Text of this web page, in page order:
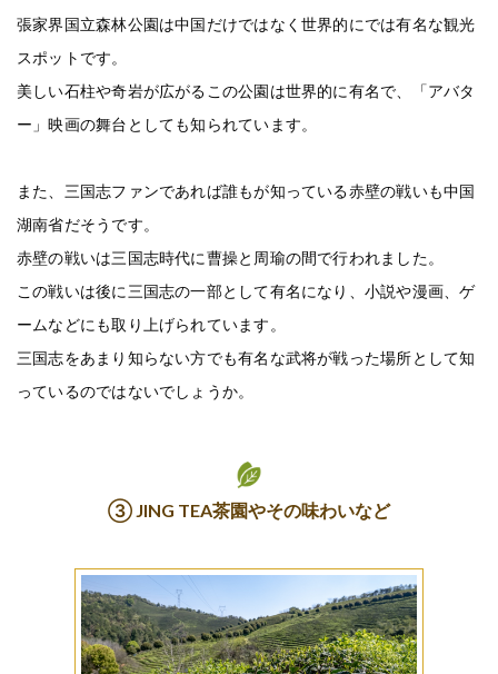
張家界国立森林公園は中国だけではなく世界的にでは有名な観光
スポットです。
美しい石柱や奇岩が広がるこの公園は世界的に有名で、「アバタ
ー」映画の舞台としても知られています。
また、三国志ファンであれば誰もが知っている赤壁の戦いも中国
湖南省だそうです。
赤壁の戦いは三国志時代に曹操と周瑜の間で行われました。
この戦いは後に三国志の一部として有名になり、小説や漫画、ゲ
ームなどにも取り上げられています。
三国志をあまり知らない方でも有名な武将が戦った場所として知
っているのではないでしょうか。
③ JING TEA茶園やその味わいなど